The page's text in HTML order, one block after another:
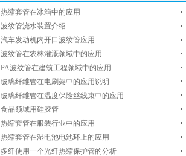
热缩套管在冰箱中的应用
波纹管浇水装置介绍
汽车发动机内开口波纹管应用
波纹管在农林灌溉领域中的应用
PA波纹管在建筑工程领域中的应用
玻璃纤维管在电刷架中的应用说明
玻璃纤维管在温度保险丝线束中的应用
食品领域用硅胶管
热缩套管在服装行业中的应用
热缩套管在湿电池电池环上的应用
多纤使用一个光纤热缩保护管的分析